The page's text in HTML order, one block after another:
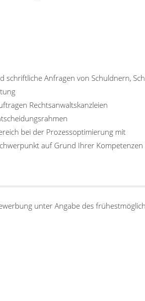
Anfragen von Schuldnern,
Rechtsanwaltskanzleien
bei der Prozessoptimierung mit
auf Grund Ihrer
unter Angabe des